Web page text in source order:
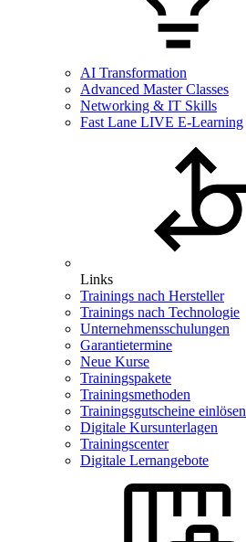
AI Transformation
Advanced Master Classes
Networking & IT Skills
Fast Lane LIVE E-Learning
Links
Trainings nach Hersteller
Trainings nach Technologie
Unternehmensschulungen
Garantietermine
Neue Kurse
Trainingspakete
Trainingsmethoden
Trainingsgutscheine einlösen
Digitale Kursunterlagen
Trainingscenter
Digitale Lernangebote